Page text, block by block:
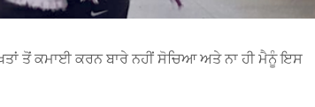
ਤੋਂ ਕਮਾਈ ਕਰਨ ਬਾਰੇ ਨਹੀਂ ਸੋਚਿਆ ਅਤੇ ਨਾ ਹੀ ਮੈਨੂੰ ਇਸ